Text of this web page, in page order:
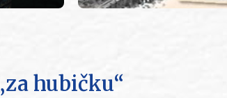
hubičku“